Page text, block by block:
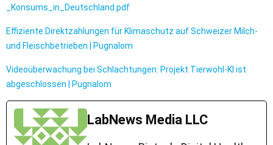
_Konsums_in_Deutschland.pdf
Effiziente Direktzahlungen für Klimaschutz auf Schweizer Milch-
und Fleischbetrieben | Pugnalom
Videoüberwachung bei Schlachtungen: Projekt Tierwohl-KI ist
abgeschlossen | Pugnalom
LabNews Media LLC